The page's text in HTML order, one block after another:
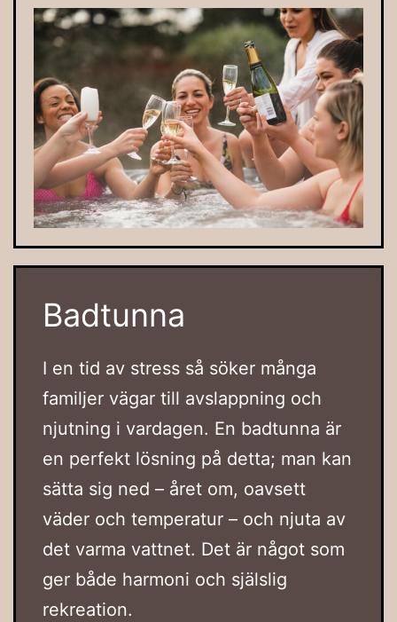
Badtunna
I en tid av stress så söker många
familjer vägar till avslappning och
njutning i vardagen. En badtunna är
en perfekt lösning på detta; man kan
sätta sig ned – året om, oavsett
väder och temperatur – och njuta av
det varma vattnet. Det är något som
ger både harmoni och själslig
rekreation.